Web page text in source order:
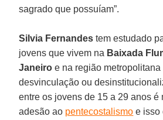
sagrado que possuíam”.
Silvia Fernandes tem estudado
jovens que vivem na Baixada
Janeiro e na região metropolitana
desvinculação ou
entre os jovens de 15 a 29 anos é
adesão ao pentecostalismo e isso